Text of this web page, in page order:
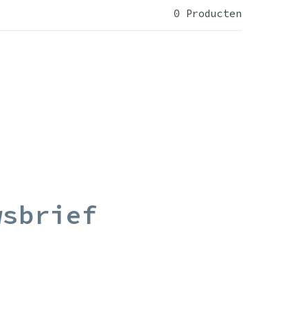
0 Producten